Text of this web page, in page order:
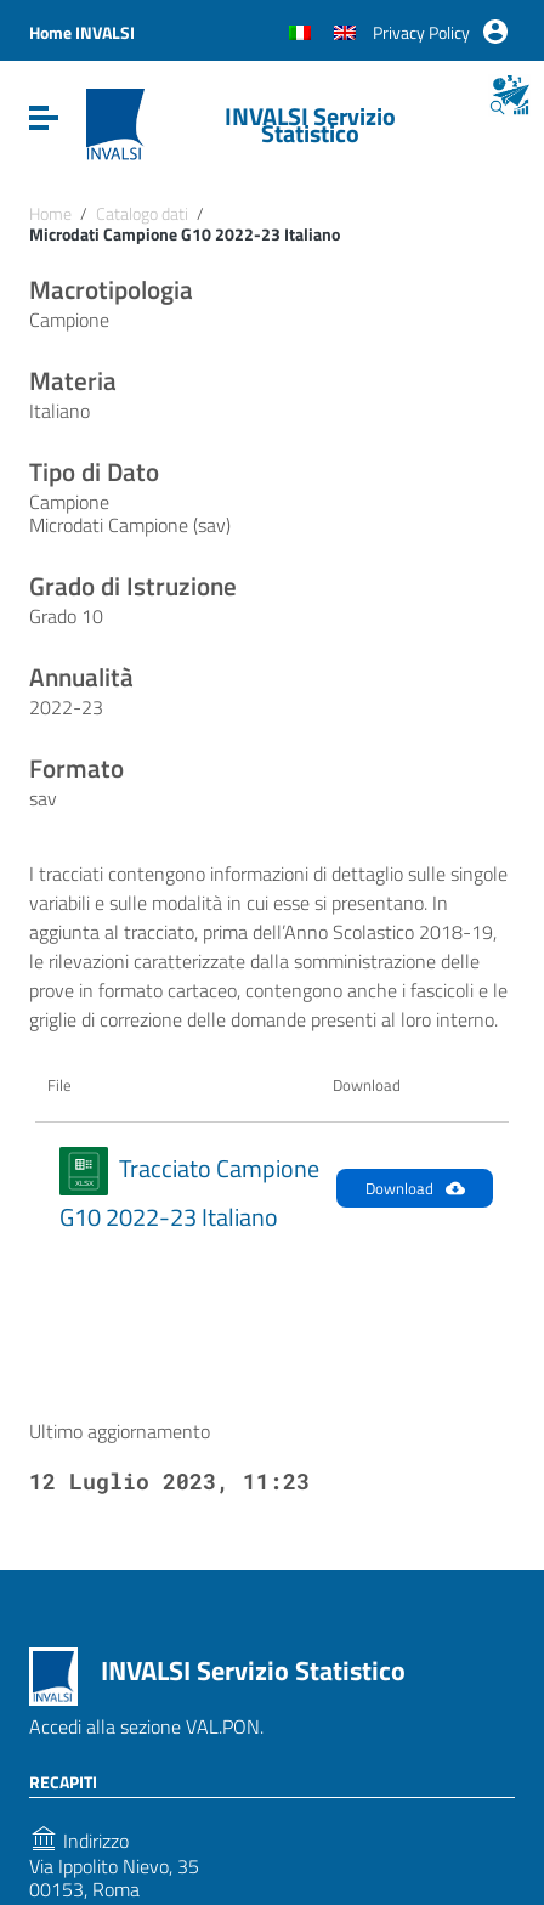
Vai al menu di navigazione
Vai al footer
Home INVALSI Privacy Policy
Attiva / disattiva la navigazioneINVALSI Servizio
Statistico
Home / Catalogo dati /
Microdati Campione G10 2022-23 Italiano
Macrotipologia
Campione
Materia
Italiano
Tipo di Dato
Campione
Microdati Campione (sav)
Grado di Istruzione
Grado 10
Annualità
2022-23
Formato
sav
I tracciati contengono informazioni di dettaglio sulle singole
variabili e sulle modalità in cui esse si presentano. In
aggiunta al tracciato, prima dell’Anno Scolastico 2018-19,
le rilevazioni caratterizzate dalla somministrazione delle
prove in formato cartaceo, contengono anche i fascicoli e le
griglie di correzione delle domande presenti al loro interno.
File Download
Tracciato Campione
G10 2022-23 Italiano
Download
Ultimo aggiornamento
12 Luglio 2023, 11:23
INVALSI Servizio Statistico
Accedi alla sezione VAL.PON.
RECAPITI
Indirizzo
Via Ippolito Nievo, 35
00153, Roma